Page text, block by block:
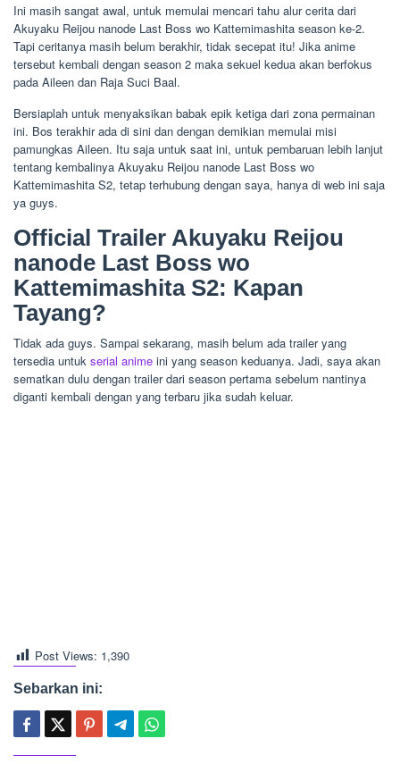
Ini masih sangat awal, untuk memulai mencari tahu alur cerita dari
Akuyaku Reijou nanode Last Boss wo Kattemimashita season ke-2.
Tapi ceritanya masih belum berakhir, tidak secepat itu! Jika anime
tersebut kembali dengan season 2 maka sekuel kedua akan berfokus
pada Aileen dan Raja Suci Baal.
Bersiaplah untuk menyaksikan babak epik ketiga dari zona permainan
ini. Bos terakhir ada di sini dan dengan demikian memulai misi
pamungkas Aileen. Itu saja untuk saat ini, untuk pembaruan lebih lanjut
tentang kembalinya Akuyaku Reijou nanode Last Boss wo
Kattemimashita S2, tetap terhubung dengan saya, hanya di web ini saja
ya guys.
Official Trailer Akuyaku Reijou
nanode Last Boss wo
Kattemimashita S2: Kapan
Tayang?
Tidak ada guys. Sampai sekarang, masih belum ada trailer yang
tersedia untuk serial anime ini yang season keduanya. Jadi, saya akan
sematkan dulu dengan trailer dari season pertama sebelum nantinya
diganti kembali dengan yang terbaru jika sudah keluar.
Post Views: 1,390
Sebarkan ini: